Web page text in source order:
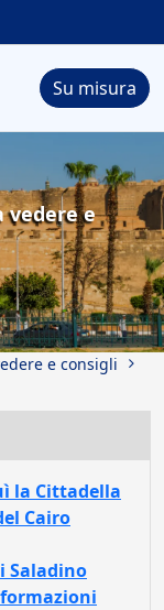
Su misura
vedere e
e consigli
la Cittadella
Cairo
Saladino